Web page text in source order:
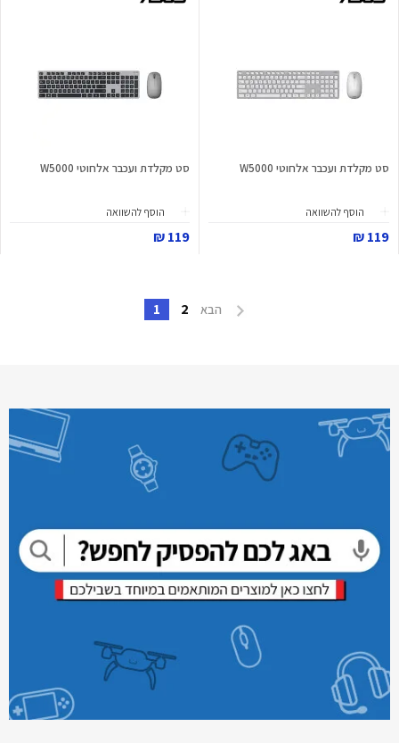
סט מקלדת ועכבר אלחוטי W5000
הוסף להשוואה
119 ₪
סט מקלדת ועכבר אלחוטי W5000
הוסף להשוואה
119 ₪
הבא 2
1